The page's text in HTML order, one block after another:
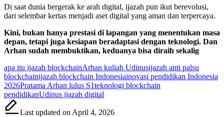
Di saat dunia bergerak ke arah digital, ijazah pun ikut berevolusi,
dari selembar kertas menjadi aset digital yang aman dan terpercaya.
Kini, bukan hanya prestasi di lapangan yang menentukan masa
depan, tetapi juga kesiapan beradaptasi dengan teknologi. Dan
Arhan sudah membuktikan, keduanya bisa diraih sekalig
Tags:
apa itu ijazah blockchainArhan kuliah Udinusijazah anti palsu
blockchainijazah blockchain Indonesiainovasi pendidikan Indonesia
2026Pratama Arhan lulus S1teknologi blockchain
pendidikanUdinus ijazah digital
Last updated on April 4, 2026